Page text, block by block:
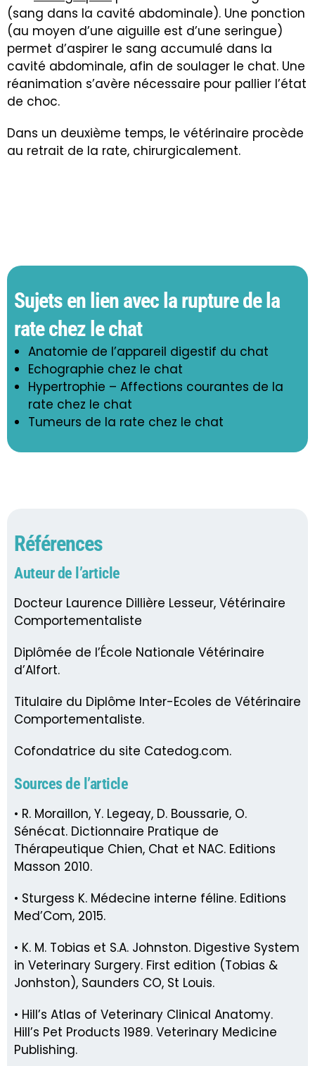
(sang dans la cavité abdominale). Une ponction
(au moyen d’une aiguille est d’une seringue)
permet d’aspirer le sang accumulé dans la
cavité abdominale, afin de soulager le chat. Une
réanimation s’avère nécessaire pour pallier l’état
de choc.
Dans un deuxième temps, le vétérinaire procède
au retrait de la rate, chirurgicalement.
Sujets en lien avec la rupture de la
rate chez le chat
Anatomie de l’appareil digestif du chat
Echographie chez le chat
Hypertrophie – Affections courantes de la
rate chez le chat
Tumeurs de la rate chez le chat
Références
Auteur de l’article
Docteur Laurence Dillière Lesseur, Vétérinaire
Comportementaliste
Diplômée de l’École Nationale Vétérinaire
d’Alfort.
Titulaire du Diplôme Inter-Ecoles de Vétérinaire
Comportementaliste.
Cofondatrice du site Catedog.com.
Sources de l’article
• R. Moraillon, Y. Legeay, D. Boussarie, O.
Sénécat. Dictionnaire Pratique de
Thérapeutique Chien, Chat et NAC. Editions
Masson 2010.
• Sturgess K. Médecine interne féline. Editions
Med’Com, 2015.
• K. M. Tobias et S.A. Johnston. Digestive System
in Veterinary Surgery. First edition (Tobias &
Jonhston), Saunders CO, St Louis.
• Hill’s Atlas of Veterinary Clinical Anatomy.
Hill’s Pet Products 1989. Veterinary Medicine
Publishing.